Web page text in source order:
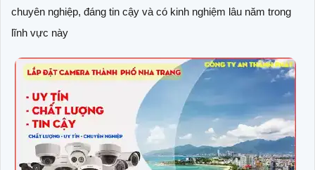
chuyên nghiệp, đáng tin cậy và có kinh nghiệm lâu năm trong
lĩnh vực này